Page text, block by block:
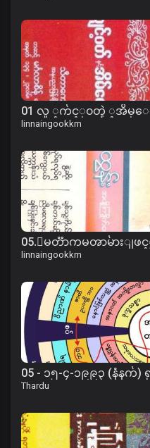
01 လူ ့က်င့္၀တ္နဲ ့အိမ္ေထ
linnaingookkm
05.ေမတၱာကမၻာမ်ားျဖ
linnaingookkm
Thardu